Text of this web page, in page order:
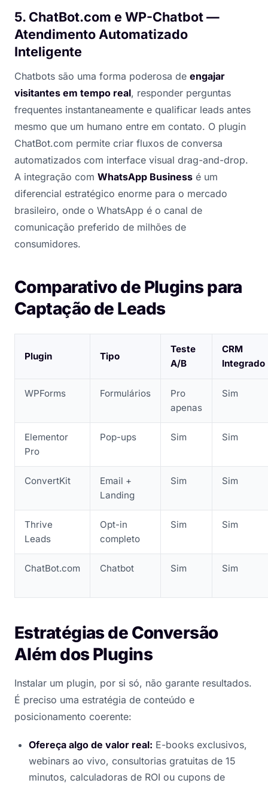
5. ChatBot.com e WP-Chatbot —
Atendimento Automatizado
Inteligente
Chatbots são uma forma poderosa de engajar
visitantes em tempo real, responder perguntas
frequentes instantaneamente e qualificar leads antes
mesmo que um humano entre em contato. O plugin
ChatBot.com permite criar fluxos de conversa
automatizados com interface visual drag-and-drop.
A integração com WhatsApp Business é um
diferencial estratégico enorme para o mercado
brasileiro, onde o WhatsApp é o canal de
comunicação preferido de milhões de
consumidores.
Comparativo de Plugins para
Captação de Leads
Plugin Tipo
Teste
A/B
CRM
Integrado
WPForms Formulários
Pro
apenas
Sim
Elementor
Pro
Pop-ups Sim Sim
ConvertKit
Email +
Landing
Sim Sim
Thrive
Leads
Opt-in
completo
Sim Sim
ChatBot.com Chatbot Sim Sim
Estratégias de Conversão
Além dos Plugins
Instalar um plugin, por si só, não garante resultados.
É preciso uma estratégia de conteúdo e
posicionamento coerente:
Ofereça algo de valor real: E-books exclusivos,
webinars ao vivo, consultorias gratuitas de 15
minutos, calculadoras de ROI ou cupons de